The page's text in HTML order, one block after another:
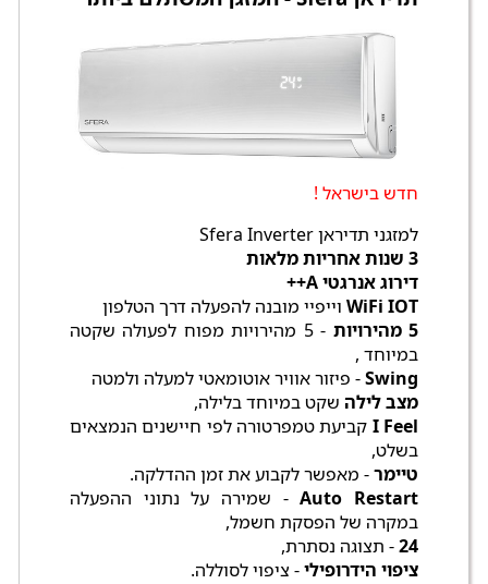
חדש בישראל !
למזגני תדיראן Sfera Inverter
3 שנות אחריות מלאות
דירוג אנרגטי A++
WiFi IOT וייפיי מובנה להפעלה דרך הטלפון
5 מהירויות
- 5 מהירויות מפוח לפעולה שקטה
במיוחד ,
Swing- פיזור אוויר אוטומאטי למעלה ולמטה
מצב לילה שקט במיוחד בלילה,
I Feel קביעת טמפרטורה לפי חיישנים הנמצאים
בשלט,
טיימר- מאפשר לקבוע את זמן ההדלקה.
Auto Restart- שמירה על נתוני ההפעלה
במקרה של הפסקת חשמל,
24- תצוגה נסתרת,
ציפוי הידרופילי- ציפוי לסוללה.